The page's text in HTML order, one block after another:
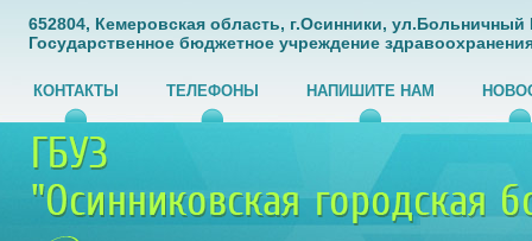
652804, Кемеровская область, г.Осинники, ул.Больничный
Государственное бюджетное учреждение
КОНТАКТЫ ТЕЛЕФОНЫ НАПИШИТЕ НАМ